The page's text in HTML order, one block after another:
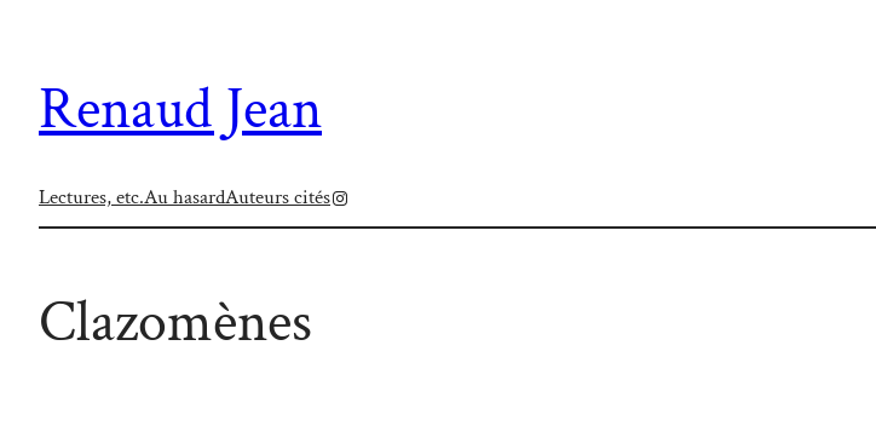
contenu
Renaud Jean
Lectures, etc.Au hasardAuteurs citésInstagram
Clazomènes